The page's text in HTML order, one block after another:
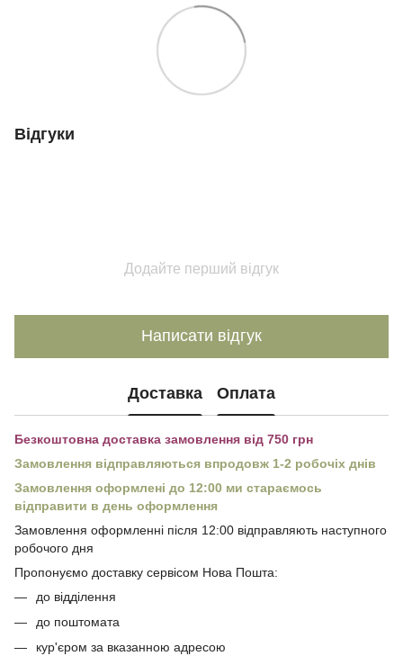
Відгуки
Додайте перший відгук
Написати відгук
Доставка Оплата
Безкоштовна доставка замовлення від 750 грн
Замовлення відправляються впродовж 1-2 робочіх днів
Замовлення оформлені до 12:00 ми стараємось
відправити в день оформлення
Замовлення оформленні після 12:00 відправляють наступного
робочого дня
Пропонуємо доставку сервісом Нова Пошта:
до відділення
до поштомата
кур'єром за вказанною адресою